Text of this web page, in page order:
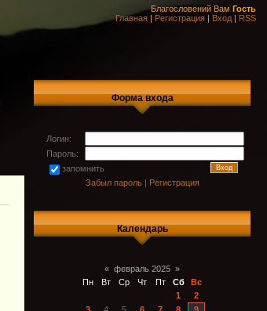
Благословений Вам Гость
Главная | Регистрация | Вход | RSS
Форма входа
Логин:
Пароль:
запомнить
Забыл пароль| Регистрация
Календарь
« февраль 2025 »
Пн
Вт Ср Чт Пт Сб
Вс
1
2